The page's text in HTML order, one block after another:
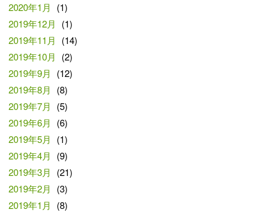
2020年1月
(1)
2019年12月
(1)
2019年11月
(14)
2019年10月
(2)
2019年9月
(12)
2019年8月
(8)
2019年7月
(5)
2019年6月
(6)
2019年5月
(1)
2019年4月
(9)
2019年3月
(21)
2019年2月
(3)
2019年1月
(8)